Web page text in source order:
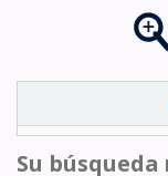
Su